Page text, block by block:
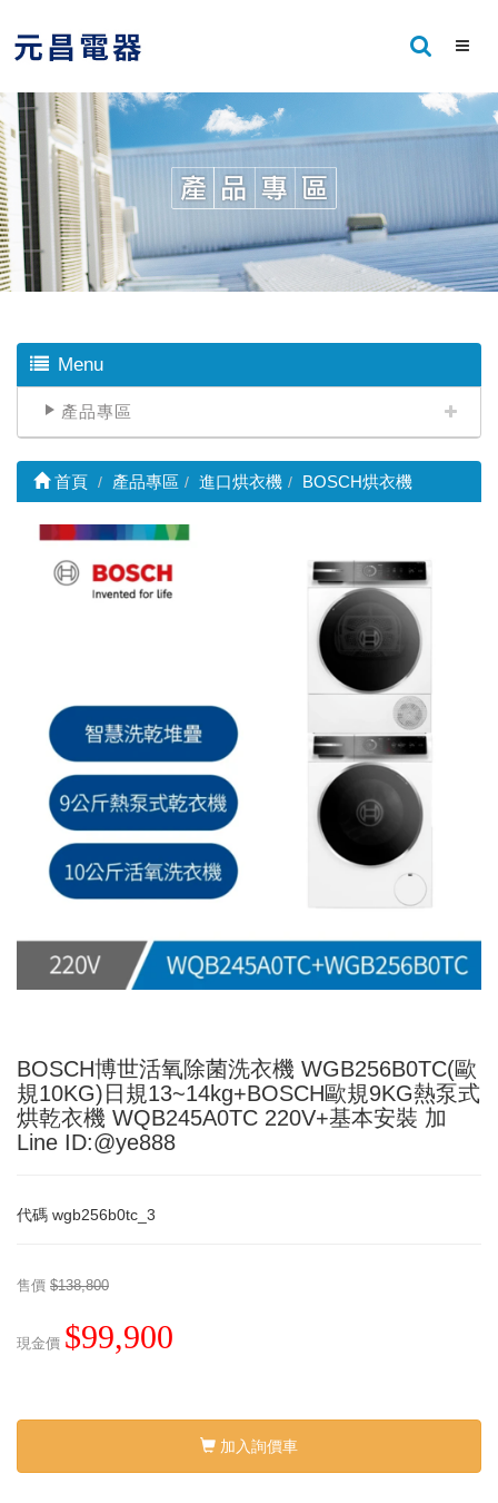
Menu
產品專區
首頁 產品專區 進口烘衣機 BOSCH烘衣機
BOSCH博世活氧除菌洗衣機 WGB256B0TC(歐
規10KG)日規13~14kg+BOSCH歐規9KG熱泵式
烘乾衣機 WQB245A0TC 220V+基本安裝 加
Line ID:@ye888
代碼 wgb256b0tc_3
售價 $138,800
現金價 $99,900
加入詢價車